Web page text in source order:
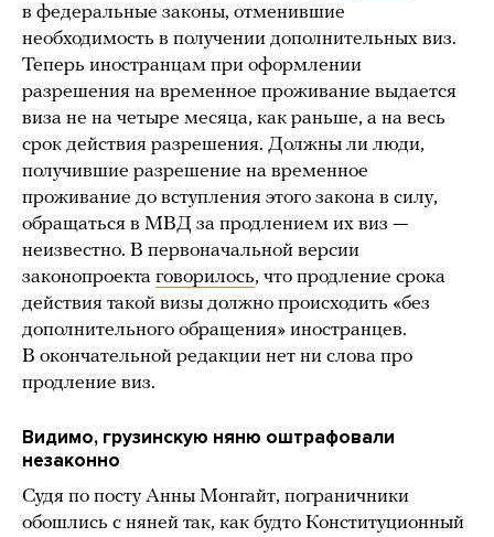
в федеральные законы, отменившие
необходимость в получении дополнительных виз.
Теперь иностранцам при оформлении
разрешения на временное проживание выдается
виза не на четыре месяца, как раньше, а на весь
срок действия разрешения. Должны ли люди,
получившие разрешение на временное
проживание до вступления этого закона в силу,
обращаться в МВД за продлением их виз —
неизвестно. В первоначальной версии
законопроекта говорилось, что продление срока
действия такой визы должно происходить «без
дополнительного обращения» иностранцев.
В окончательной редакции нет ни слова про
продление виз.
Видимо, грузинскую няню оштрафовали
незаконно
Судя по посту Анны Монгайт, пограничники
обошлись с няней так, как будто Конституционный